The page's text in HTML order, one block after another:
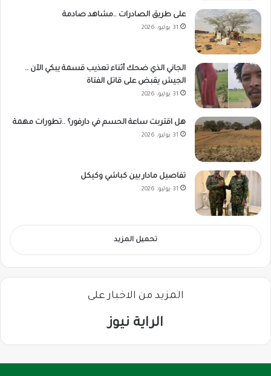
على طريق الصادرات ..مشاهد صادمة
31 يوليو، 2026
الجاني الذي ضحك أثناء تعذيب قسمة يبكي الآن ..
الجيش يقبض على قاتل الفتاة
31 يوليو، 2026
هل اقتربت ساعة الحسم في دارفور؟ ..تطورات مهمة
31 يوليو، 2026
تفاصيل مادار بين كباشي وكيكل
31 يوليو، 2026
تحميل المزيد
المزيد من الاخبار على
الراية نيوز